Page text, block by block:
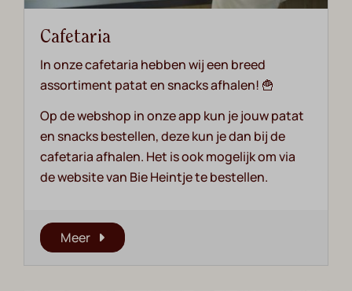
Cafetaria
In onze cafetaria hebben wij een breed
assortiment patat en snacks afhalen! 🍟
Op de webshop in onze app kun je jouw patat
en snacks bestellen, deze kun je dan bij de
cafetaria afhalen. Het is ook mogelijk om via
de website van Bie Heintje te bestellen.
Meer